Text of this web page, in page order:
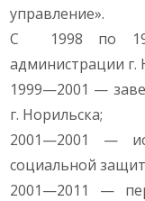
управление».
С 1998 по
администрации г.
1999—2001 —
г. Норильска;
2001—2001 —
социальной
2001—2011 —